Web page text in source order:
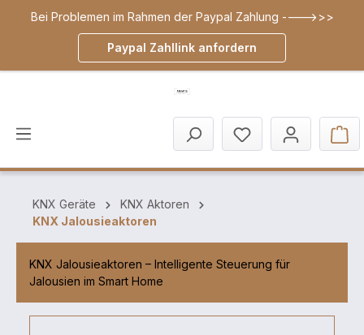
springen
Bei Problemen im Rahmen der Paypal Zahlung ---->>>
Paypal Zahllink anfordern
KNX Geräte
KNX Aktoren
KNX Jalousieaktoren
KNX Jalousieaktoren – Intelligente Steuerung für
Jalousien im Smart Home